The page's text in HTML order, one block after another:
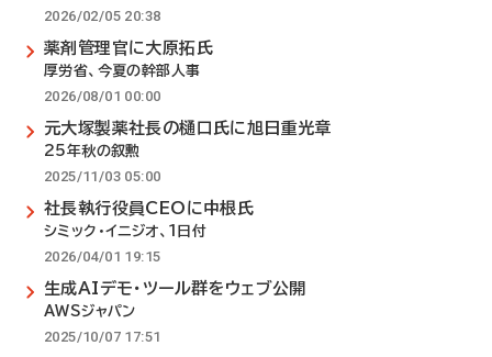
2026/02/05 20:38
薬剤管理官に大原拓氏
厚労省、今夏の幹部人事
2026/08/01 00:00
元大塚製薬社長の樋口氏に旭日重光章
25年秋の叙勲
2025/11/03 05:00
社長執行役員CEOに中根氏
シミック・イニジオ、1日付
2026/04/01 19:15
生成AIデモ・ツール群をウェブ公開
AWSジャパン
2025/10/07 17:51